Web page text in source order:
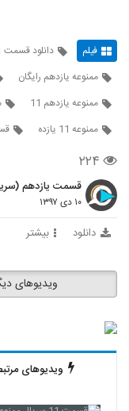
فیلم دانلود قسمت 11 یازده سریال
ممنوعه یازدهم رایگان
ممنوعه یازدهم 11
ممنوعه 11 یازده
۲۲۴
قسمت یازدهم
۱۰ دی ۱۳۹۷
دانلود بیشتر
ویدیوهای
ویدیوهای